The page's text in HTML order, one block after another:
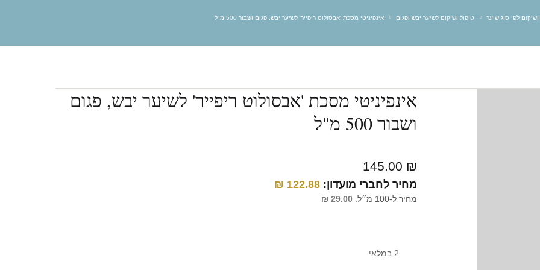
ושיקום לפי סוג שיער טיפול ושיקום לשיער יבש ופגום אינפיניטי מסכת 'אבסולוט ריפייר' לשיער יבש, פגום ושבור 500 מ"ל
אינפיניטי מסכת 'אבסולוט ריפייר' לשיער יבש, פגום
ושבור 500 מ"ל
145.00 ₪
מחיר לחברי מועדון: 122.88
₪
מחיר ל-100 מ״ל: 29.00
₪
2 במלאי